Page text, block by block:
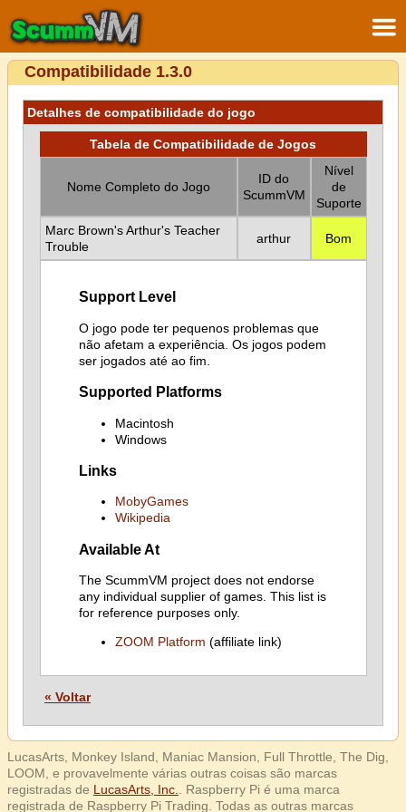
Compatibilidade 1.3.0
Detalhes de compatibilidade do jogo
Tabela de Compatibilidade de Jogos
Nome Completo do Jogo
ID do
ScummVM
Nível
de
Suporte
Marc Brown's Arthur's Teacher
Trouble
arthur Bom
Support Level
O jogo pode ter pequenos problemas que
não afetam a experiência. Os jogos podem
ser jogados até ao fim.
Supported Platforms
Macintosh
Windows
Links
MobyGames
Wikipedia
Available At
The ScummVM project does not endorse
any individual supplier of games. This list is
for reference purposes only.
ZOOM Platform (affiliate link)
« Voltar
LucasArts, Monkey Island, Maniac Mansion, Full Throttle, The Dig,
LOOM, e provavelmente várias outras coisas são marcas
registradas de LucasArts, Inc.
. Raspberry Pi é uma marca
registrada de Raspberry Pi Trading. Todas as outras marcas